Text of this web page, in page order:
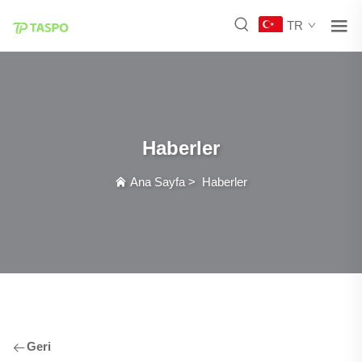
TR
Haberler
Ana Sayfa > Haberler
Geri